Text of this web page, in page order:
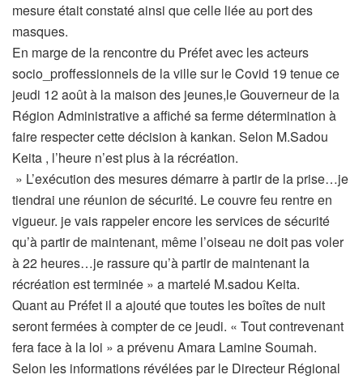
mesure était constaté ainsi que celle liée au port des
masques.
En marge de la rencontre du Préfet avec les acteurs
socio_proffessionnels de la ville sur le Covid 19 tenue ce
jeudi 12 août à la maison des jeunes,le Gouverneur de la
Région Administrative a affiché sa ferme détermination à
faire respecter cette décision à kankan. Selon M.Sadou
Keita , l’heure n’est plus à la récréation.
» L’exécution des mesures démarre à partir de la prise…je
tiendrai une réunion de sécurité. Le couvre feu rentre en
vigueur. je vais rappeler encore les services de sécurité
qu’à partir de maintenant, même l’oiseau ne doit pas voler
à 22 heures…je rassure qu’à partir de maintenant la
récréation est terminée » a martelé M.sadou Keita.
Quant au Préfet il a ajouté que toutes les boîtes de nuit
seront fermées à compter de ce jeudi. « Tout contrevenant
fera face à la loi » a prévenu Amara Lamine Soumah.
Selon les informations révélées par le Directeur Régional